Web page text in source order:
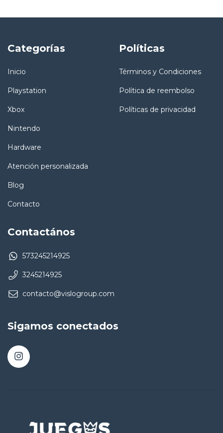
Categorías
Inicio
Playstation
Xbox
Nintendo
Hardware
Atención personalizada
Blog
Contacto
Políticas
Términos y Condiciones
Política de reembolso
Políticas de privacidad
Contactános
573245214925
3245214925
contacto@vislogroup.com
Sigamos conectados